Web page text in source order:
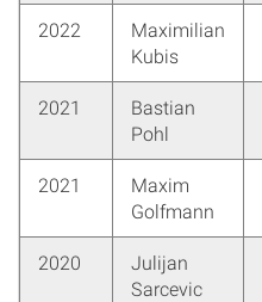
2022
Maximilian
Kubis
2021
Bastian
Pohl
2021
Maxim
Golfmann
2020
Julijan
Sarcevic